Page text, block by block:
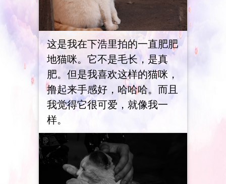
这是我在下浩里拍的一直肥肥
地猫咪。它不是毛长，是真
肥。但是我喜欢这样的猫咪，
撸起来手感好，哈哈哈。而且
我觉得它很可爱，就像我一
样。